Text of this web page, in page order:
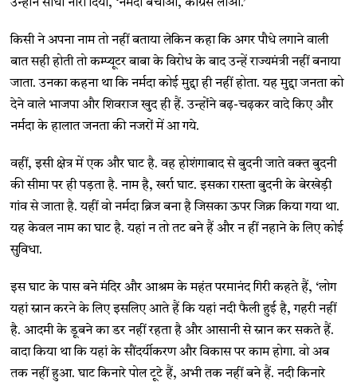
उन्होंने सीधा नारा दिया, ‘नर्मदा बचाओ, कांग्रेस लाओ.’
किसी ने अपना नाम तो नहीं बताया लेकिन कहा कि अगर पौधे लगाने वाली
बात सही होती तो कम्प्यूटर बाबा के विरोध के बाद उन्हें राज्यमंत्री नहीं बनाया
जाता. उनका कहना था कि नर्मदा कोई मुद्दा ही नहीं होता. यह मुद्दा जनता को
देने वाले भाजपा और शिवराज खुद ही हैं. उन्होंने बढ़-चढ़कर वादे किए और
नर्मदा के हालात जनता की नजरों में आ गये.
वहीं, इसी क्षेत्र में एक और घाट है. वह होशंगाबाद से बुदनी जाते वक्त बुदनी
की सीमा पर ही पड़ता है. नाम है, खर्रा घाट. इसका रास्ता बुदनी के बेरखेड़ी
गांव से जाता है. यहीं वो नर्मदा ब्रिज बना है जिसका ऊपर जिक्र किया गया था.
यह केवल नाम का घाट है. यहां न तो तट बने हैं और न हीं नहाने के लिए कोई
सुविधा.
इस घाट के पास बने मंदिर और आश्रम के महंत परमानंद गिरी कहते हैं, ‘लोग
यहां स्नान करने के लिए इसलिए आते हैं कि यहां नदी फैली हुई है, गहरी नहीं
है. आदमी के डूबने का डर नहीं रहता है और आसानी से स्नान कर सकते हैं.
वादा किया था कि यहां के सौंदर्यीकरण और विकास पर काम होगा. वो अब
तक नहीं हुआ. घाट किनारे पोल टूटे हैं, अभी तक नहीं बने हैं. नदी किनारे